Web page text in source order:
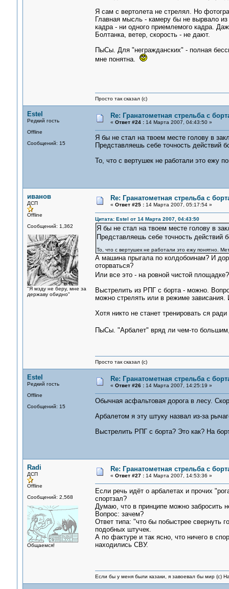
Я сам с вертолета не стрелял. Но
Главная мысль - камеру бы не вырвало
кадра - ни одного приемлемого кадра.
Болтанка, ветер, скорость - не дают.
ПыСы. Для "негражданских" - полная
мне понятна.
Просто так сказал (с)
Estel
Редкий гость
Offline
Сообщений: 15
Re: Гранатометная стрельба с
« Ответ #24 :14 Марта 2007, 04:43:50 »
Я бы не стал на твоем месте голову в
Представляешь себе точность действий
То, что с вертушек не работали это ежу
иванов
ДСП
Offline
Сообщений: 1,362
"Я мзду не беру, мне за
державу обидно"
Re: Гранатометная стрельба с
« Ответ #25 :14 Марта 2007, 05:17:54 »
Цитата: Estel от 14 Марта 2007, 04:43:50
Я бы не стал на твоем месте голову в
Представляешь себе точность действий
То, что с вертушек не работали это ежу понятно.
А машина прыгала по колдобоинам? И
оторваться?
Или все это - на ровной чистой
Выстрелить из РПГ с борта - можно.
можно стрелять или в режиме зависания.
Хотя никто не станет тренировать ся
ПыСы. "Арбалет" вряд ли чем-то
Просто так сказал (с)
Estel
Редкий гость
Offline
Сообщений: 15
Re: Гранатометная стрельба с
« Ответ #26 :14 Марта 2007, 14:25:19 »
Обычная асфальтовая дорога в лесу.
Арбалетом я эту штуку назвал из-за
Выстрелить РПГ с борта? Это как? На
Radi
ДСП
Offline
Сообщений: 2,568
Общаемся!
Re: Гранатометная стрельба с
« Ответ #27 :14 Марта 2007, 14:53:36 »
Если речь идёт о арбалетах и прочих
спортзал?
Думаю, что в принципе можно забросить
Вопрос: зачем?
Ответ типа: "что бы побыстрее свернуть
подобных штучек.
А по фактуре и так ясно, что ничего в
находились СВУ.
Если бы у меня были казаки, я завоевал бы мир (с)